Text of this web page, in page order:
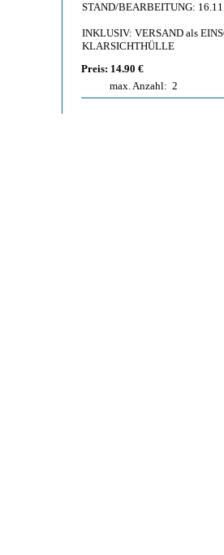
STAND/BEARBEITUNG:
INKLUSIV: VERSAND als
KLARSICHTHÜLLE
Preis: 14.90 €
max. Anzahl: 2